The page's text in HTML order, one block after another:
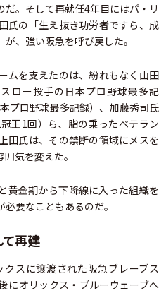
。そして再就任4年目にはパ・リ
氏の「生え抜き功労者ですら、成
、強い阪急を呼び戻した。
ムを支えたのは、紛れもなく山田
ロー投手の日本プロ野球最多記
プロ野球最多記録）、加藤秀司氏
王1回）ら、脂の乗ったベテラン
田氏は、その禁断の領域にメスを
気を変えた。
黄金期から下降線に入った組織を
要なこともあるのだ。
再建
スに譲渡された阪急ブレーブス
にオリックス・ブルーウェーブへ